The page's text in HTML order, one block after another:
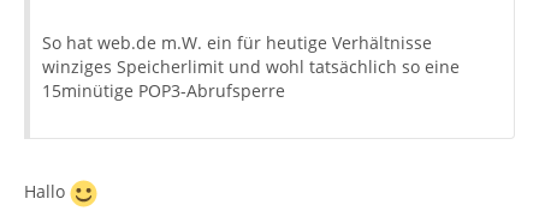
So hat web.de m.W. ein für heutige Verhältnisse
winziges Speicherlimit und wohl tatsächlich so eine
15minütige POP3-Abrufsperre
Hallo